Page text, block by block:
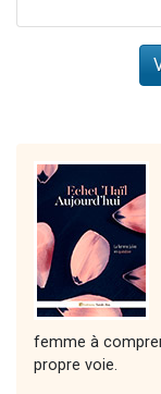
femme à
propre voie.